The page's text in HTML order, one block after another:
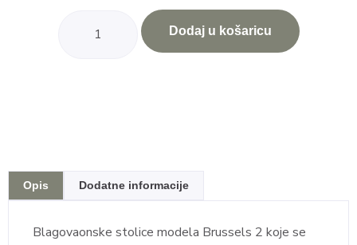
Dodaj u košaricu
Opis Dodatne informacije
Blagovaonske stolice modela Brussels 2 koje se